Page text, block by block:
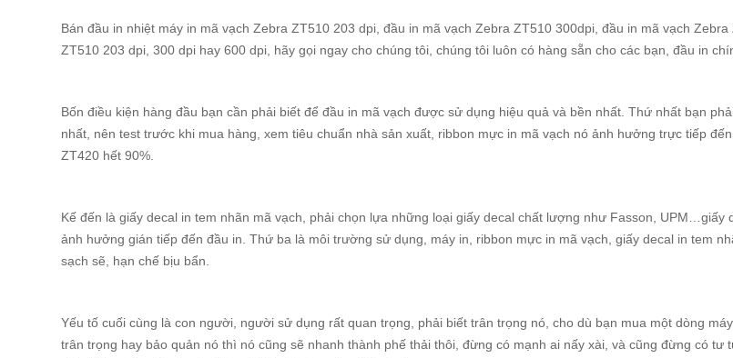
Bán đầu in nhiệt máy in mã vạch Zebra ZT510 203 dpi, đầu in mã vạch Zebra ZT510 300dpi, đầu in mã vạch
ZT510 203 dpi, 300 dpi hay 600 dpi, hãy gọi ngay cho chúng tôi, chúng tôi luôn có hàng sẵn cho các bạn, đầu in
Bốn điều kiện hàng đầu bạn cần phải biết để đầu in mã vạch được sử dụng hiệu quả và bền nhất. Thứ nhất bạn
nhất, nên test trước khi mua hàng, xem tiêu chuẩn nhà sản xuất, ribbon mực in mã vạch nó ảnh hưởng trực tiếp
ZT420 hết 90%.
Kế đến là giấy decal in tem nhãn mã vạch, phải chọn lựa những loại giấy decal chất lượng như Fasson, UPM…giấy
ảnh hưởng gián tiếp đến đầu in. Thứ ba là môi trường sử dụng, máy in, ribbon mực in mã vạch, giấy decal in tem
sạch sẽ, hạn chế bịu bẩn.
Yếu tố cuối cùng là con người, người sử dụng rất quan trọng, phải biết trân trọng nó, cho dù bạn mua một dòng
trân trọng hay bảo quản nó thì nó cũng sẽ nhanh thành phế thải thôi, đừng có mạnh ai nấy xài, và cũng đừng có tư